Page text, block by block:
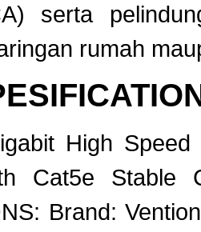
serta
rumah
High
Cat5e Stable
Brand: